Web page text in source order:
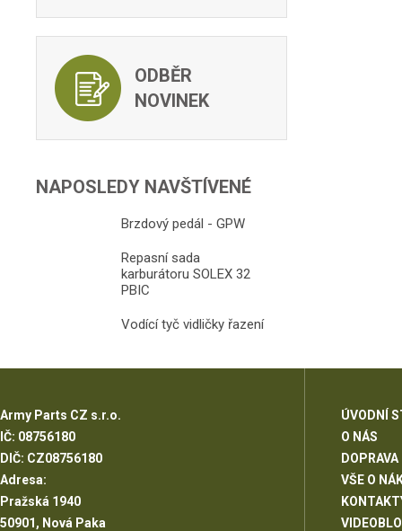
ODBĚR
NOVINEK
NAPOSLEDY NAVŠTÍVENÉ
Brzdový pedál - GPW
Repasní sada
karburátoru SOLEX 32
PBIC
Vodící tyč vidličky řazení
Army Parts CZ s.r.o.
IČ: 08756180
DIČ: CZ08756180
Adresa:
Pražská 1940
50901, Nová Paka
ÚVODNÍ
O NÁS
DOPRAVA
VŠE O